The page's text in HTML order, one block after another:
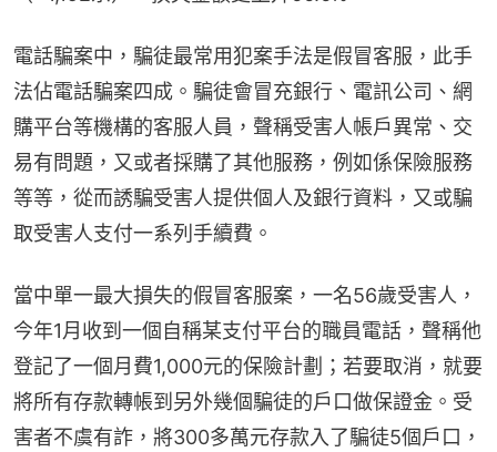
電話騙案中，騙徒最常用犯案手法是假冒客服，此手
法佔電話騙案四成。騙徒會冒充銀行、電訊公司、網
購平台等機構的客服人員，聲稱受害人帳戶異常、交
易有問題，又或者採購了其他服務，例如係保險服務
等等，從而誘騙受害人提供個人及銀行資料，又或騙
取受害人支付一系列手續費。
當中單一最大損失的假冒客服案，一名56歲受害人，
今年1月收到一個自稱某支付平台的職員電話，聲稱他
登記了一個月費1,000元的保險計劃；若要取消，就要
將所有存款轉帳到另外幾個騙徒的戶口做保證金。受
害者不虞有詐，將300多萬元存款入了騙徒5個戶口，